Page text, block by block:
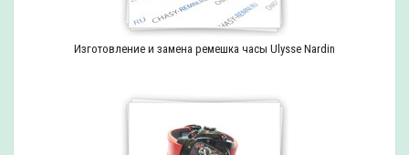
Изготовление и замена ремешка часы Ulysse Nardin